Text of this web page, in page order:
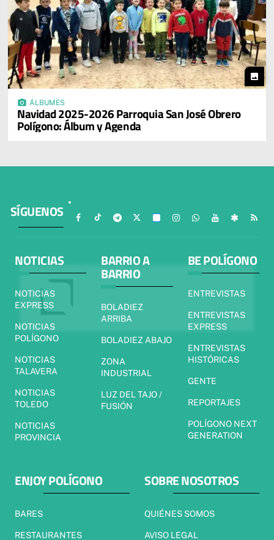
photo
photo_camera ÁLBUMES
Navidad 2025-2026 Parroquia San José Obrero
Polígono: Álbum y Agenda
SÍGUENOS
NOTICIAS
NOTICIAS
EXPRESS
NOTICIAS
POLÍGONO
NOTICIAS
TALAVERA
NOTICIAS
TOLEDO
NOTICIAS
PROVINCIA
BARRIO A
BARRIO
BOLADIEZ
ARRIBA
BOLADIEZ ABAJO
ZONA
INDUSTRIAL
LUZ DEL TAJO /
FUSIÓN
BE POLÍGONO
ENTREVISTAS
ENTREVISTAS
EXPRESS
ENTREVISTAS
HISTÓRICAS
GENTE
REPORTAJES
POLÍGONO NEXT
GENERATION
ENJOY POLÍGONO
BARES
RESTAURANTES
SOBRE NOSOTROS
QUIÉNES SOMOS
AVISO LEGAL